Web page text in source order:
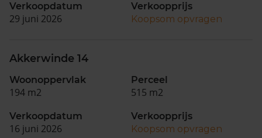
Verkoopdatum
29 juni 2026
Verkoopprijs
Koopsom opvragen
Akkerwinde 14
Woonoppervlak
194 m2
Perceel
515 m2
Verkoopdatum
16 juni 2026
Verkoopprijs
Koopsom opvragen